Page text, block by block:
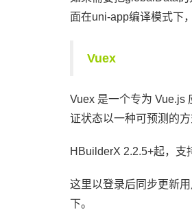
面在uni-app编译模式下
Vuex
Vuex 是一个专为 Vue.js
证状态以一种可预测的方
HBuilderX 2.2.5+起，支
这里以登录后同步更新
下。